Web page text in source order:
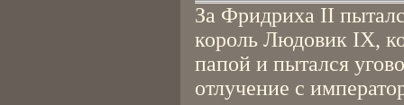
За Фридриха II
король Людовик IX,
папой и пытался
отлучение с